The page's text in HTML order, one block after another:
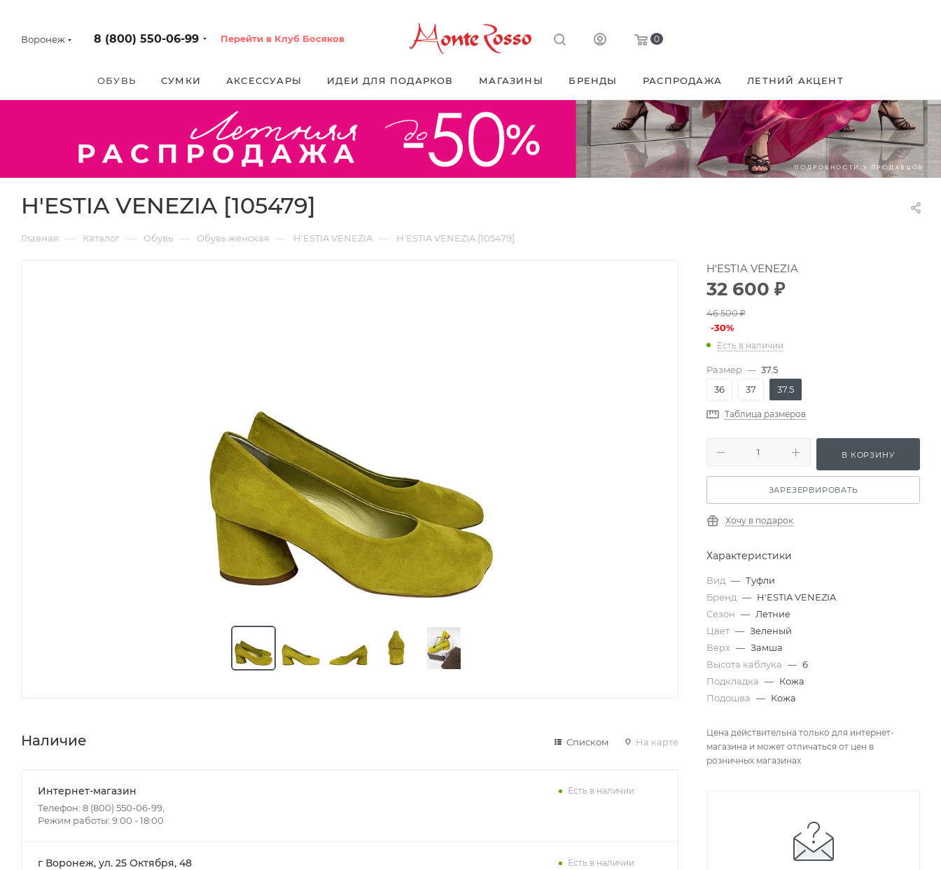
Воронеж 8 (800) 550-06-99 Перейти в Клуб Босяков 0
ОБУВЬ СУМКИ АКСЕССУАРЫ ИДЕИ ДЛЯ ПОДАРКОВ МАГАЗИНЫ БРЕНДЫ РАСПРОДАЖА ЛЕТНИЙ АКЦЕНТ
H'ESTIA VENEZIA [105479]
Главная — Каталог — Обувь — Обувь женская — H'ESTIA VENEZIA — H'ESTIA VENEZIA [105479]
Наличие Списком На карте
Интернет-магазин
Телефон: 8 (800) 550-06-99,
Режим работы: 9:00 - 18:00
Есть в наличии
г Воронеж, ул. 25 Октября, 48 Есть в наличии
H'ESTIA VENEZIA
32 600 ₽
46 500₽
-30%
Есть в наличии
Размер — 37.5
36
37 37.5
Таблица размеров
В КОРЗИНУ
ЗАРЕЗЕРВИРОВАТЬ
Хочу в подарок
Характеристики
Вид — Туфли
Бренд — H'ESTIA VENEZIA
Сезон — Летние
Цвет — Зеленый
Верх — Замша
Высота каблука — 6
Подкладка — Кожа
Подошва — Кожа
Цена действительна только для интернет-
магазина и может отличаться от цен в
розничных магазинах